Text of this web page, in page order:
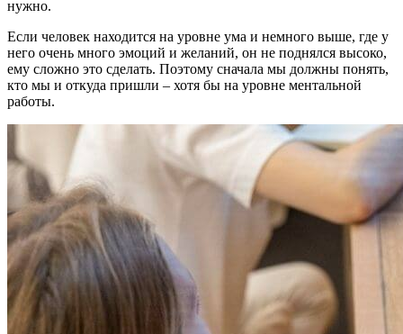
нужно.
Если человек находится на уровне ума и немного выше, где у
него очень много эмоций и желаний, он не поднялся высоко,
ему сложно это сделать. Поэтому сначала мы должны понять,
кто мы и откуда пришли – хотя бы на уровне ментальной
работы.